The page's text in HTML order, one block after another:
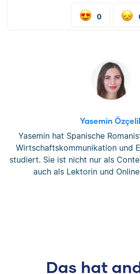
0
Yasemin
Yasemin hat Spanische
Wirtschaftskommunikation und
studiert. Sie ist nicht nur als
auch als Lektorin und
Das hat